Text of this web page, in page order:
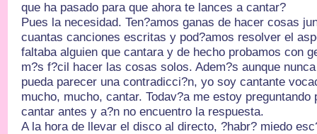
que ha pasado para que ahora te lances a cantar?
Pues la necesidad. Ten?amos ganas de hacer cosas
cuantas canciones escritas y pod?amos resolver el
faltaba alguien que cantara y de hecho probamos con
m?s f?cil hacer las cosas solos. Adem?s aunque
pueda parecer una contradicci?n, yo soy cantante
mucho, mucho, cantar. Todav?a me estoy preguntando
cantar antes y a?n no encuentro la respuesta.
A la hora de llevar el disco al directo, ?habr? miedo